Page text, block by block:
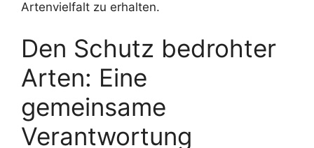
Artenvielfalt zu erhalten.
Den Schutz bedrohter
Arten: Eine
gemeinsame
Verantwortung